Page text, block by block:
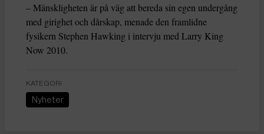
– Mänskligheten är på väg att bereda sin egen undergång
med girighet och dårskap, menade den framlidne
fysikern Stephen Hawking i intervju med Larry King
Now 2010.
KATEGORI
Nyheter